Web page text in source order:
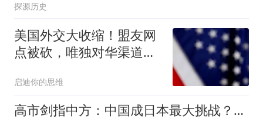
探源历史
美国外交大收缩！盟友网
点被砍，唯独对华渠道一
启迪你的思维
高市剑指中方：中国成日本最大挑战？两大部门联手反制同日开炮